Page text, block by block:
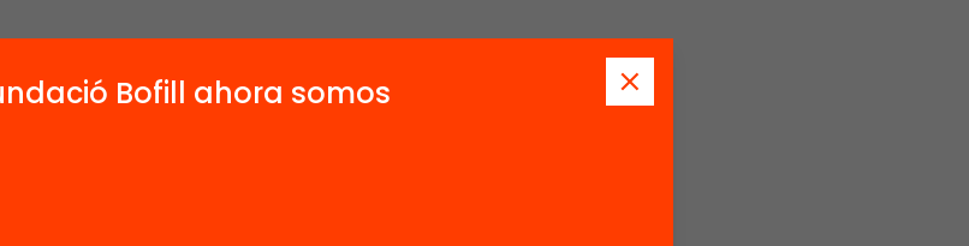
Bofill ahora somos